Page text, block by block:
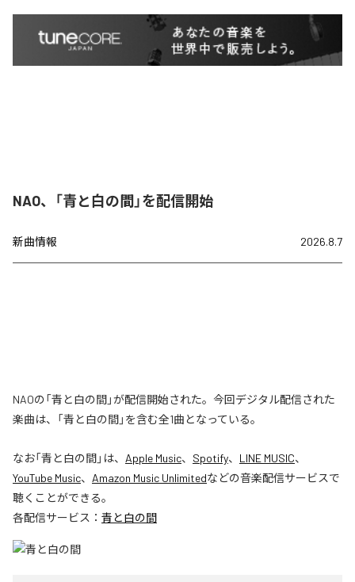
NAO、「青と白の間」を配信開始
新曲情報 2026.8.7
NAOの「青と白の間」が配信開始された。今回デジタル配信された
楽曲は、「青と白の間」を含む全1曲となっている。
なお「青と白の間」は、 Apple Music、 Spotify、 LINE MUSIC、
YouTube Music、 Amazon Music Unlimitedなどの音楽配信サービスで
聴くことができる。
各配信サービス： 青と白の間